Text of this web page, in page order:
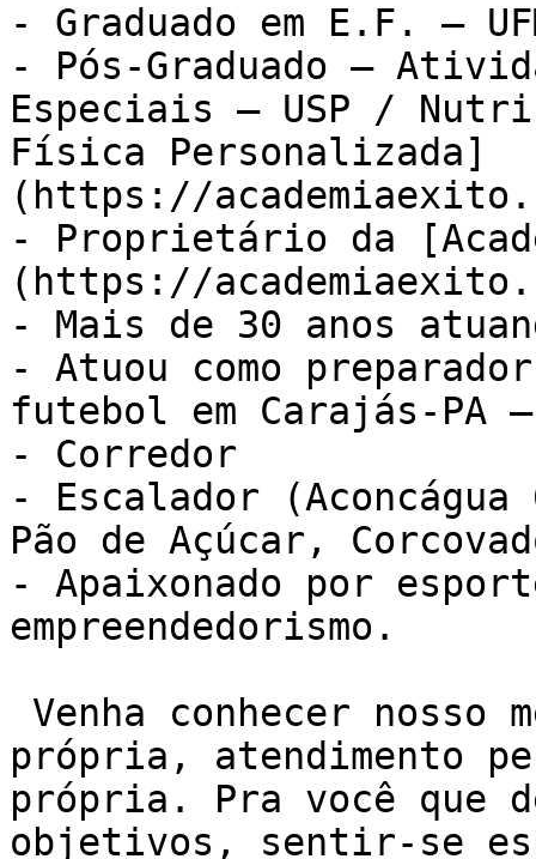
- Graduado em E.F. –
- Pós-Graduado –
Especiais – USP /
Física Personalizada]
(https://
- Proprietário da
(https://
- Mais de 30 anos
- Atuou como
futebol em Carajás-PA –
- Corredor
- Escalador
Pão de Açúcar,
- Apaixonado por
empreendedorismo.
própria, atendimento
própria. Pra você que
objetivos, sentir-se